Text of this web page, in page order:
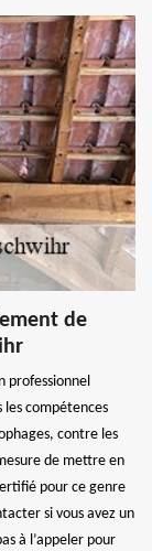
de
professionnel
compétences
contre les
de mettre en
pour ce genre
si vous avez un
à l’appeler pour